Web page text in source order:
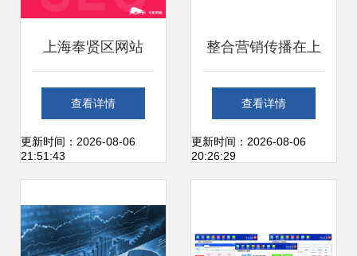
上海奉贤区网站
SEO优化公司 互联
网产品与销售的专
查看详情
更新时间：2026-08-06
21:51:43
整合营销传播在上
海互联网销售中的
应用 以客户关系为
查看详情
更新时间：2026-08-06
20:26:29